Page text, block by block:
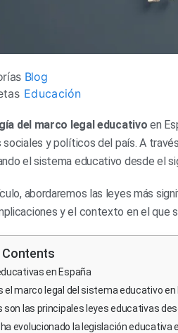
Blog
Educación
del marco legal educativo en
sociales y políticos del país. A
el sistema educativo desde el
abordaremos las leyes más
y el contexto en el que
Contents
en España
el marco legal del sistema educativo en
son las principales leyes educativas
evolucionado la legislación educativa